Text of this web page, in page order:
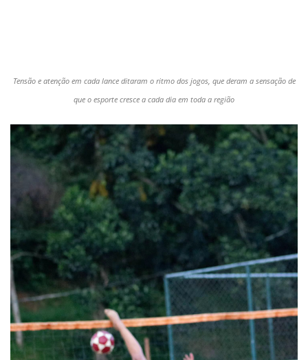
Tensão e atenção em cada lance ditaram o ritmo dos jogos, que deram a sensação de
que o esporte cresce a cada dia em toda a região